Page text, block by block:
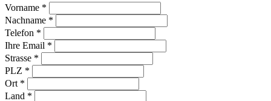
Vorname *
Nachname *
Telefon *
Ihre Email *
Strasse *
PLZ *
Ort *
Land *